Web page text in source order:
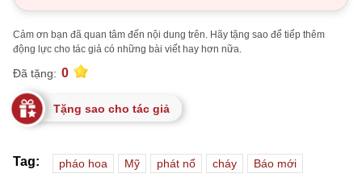
Cảm ơn bạn đã quan tâm đến nội dung trên. Hãy tặng sao để tiếp thêm
động lực cho tác giả có những bài viết hay hơn nữa.
Đã tặng: 0
Tặng sao cho tác giả
Tag: pháo hoa Mỹ phát nổ cháy Báo mới